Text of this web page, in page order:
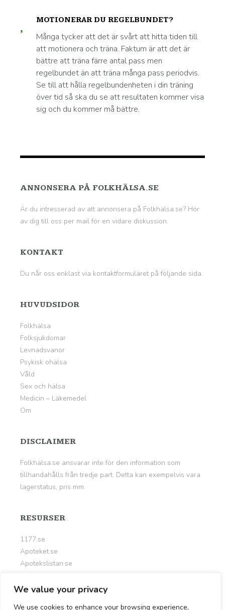
We value your privacy
We use cookies to enhance your browsing experience,
MOTIONERAR DU REGELBUNDET?
Många tycker att det är svårt att hitta tiden till
att motionera och träna. Faktum är att det är
bättre att träna färre antal pass men
regelbundet än att träna många pass periodvis.
Se till att hålla regelbundenheten i din träning
över tid så ska du se att resultaten kommer visa
sig och du kommer må bättre.
ANNONSERA PÅ FOLKHÄLSA.SE
Är du intresserad av att annonsera på Folkhälsa.se? Hör
av dig till oss per mail för en vidare diskussion.
KONTAKT
Du når oss enklast via kontaktformuläret på följande sida.
HUVUDSIDOR
Folkhälsa
Folksjukdomar
Levnadsvanor
Psykisk ohälsa
Våld
Sex och hälsa
Medicin – Läkemedel
Om
DISCLAIMER
Folkhälsa.se ansvarar inte för den information som
tillhandahålls från tredje part. Detta kan exempelvis vara
lagerstatus, pris mm.
RESURSER
1177.se
Apoteket.se
Apotekslistan.se
Livsportalen.se